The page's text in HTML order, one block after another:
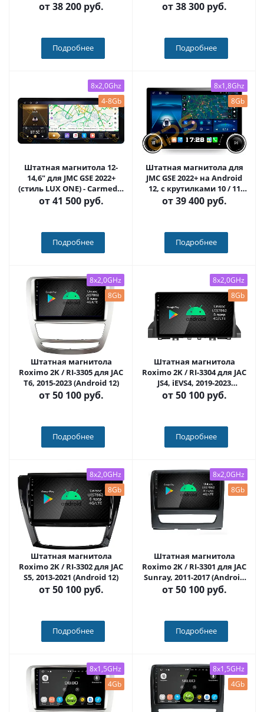
(Android 13)
от38 200 руб.
Подробнее
черные) QLED - Carmedia
HP-JC2022+KP-KN(BN)
от38 300 руб.
Подробнее
8x2,0Ghz
4-8Gb
Штатная магнитола 12-
14,6" для JMC GSE 2022+
(стиль LUX ONE) - Carmedia
HP-JC2022
от41 500 руб.
Подробнее
8x1,8Ghz
8Gb
Штатная магнитола для
JMC GSE 2022+ на Android
12, с крутилками 10 / 11
дюймов QLED 2K -
Carmedia HP-JC2022+KP-
от39 400 руб.
Подробнее
8x2,0GHz
8Gb
Штатная магнитола
Roximo 2K / RI-3305 для JAC
T6, 2015-2023 (Android 12)
от50 100 руб.
Подробнее
8x2,0GHz
8Gb
Штатная магнитола
Roximo 2K / RI-3304 для JAC
JS4, iEVS4, 2019-2023
(Android 12)
от50 100 руб.
Подробнее
8x2,0GHz
8Gb
Штатная магнитола
Roximo 2K / RI-3302 для JAC
S5, 2013-2021 (Android 12)
от50 100 руб.
Подробнее
8x2,0GHz
8Gb
Штатная магнитола
Roximo 2K / RI-3301 для JAC
Sunray, 2011-2017 (Android
12)
от50 100 руб.
Подробнее
8x1,5GHz
4Gb
8x1,5GHz
4Gb